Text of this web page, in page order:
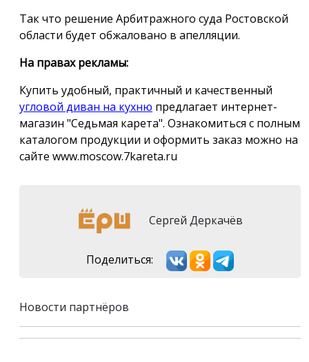
Так что решение Арбитражного суда Ростовской
области будет обжаловано в апелляции.
На правах рекламы:
Купить удобный, практичный и качественный
угловой диван на кухню предлагает интернет-
магазин "Седьмая карета". Ознакомиться с полным
каталогом продукции и оформить заказ можно на
сайте www.moscow.7kareta.ru
Сергей Деркачёв
Поделиться:
Новости партнёров